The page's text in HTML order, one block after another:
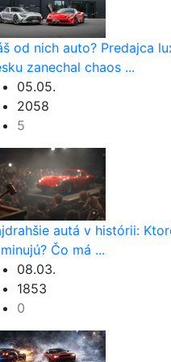
od nich auto? Predajca
zanechal chaos ...
05.05.
2058
5
autá v histórii:
Čo má ...
08.03.
1853
0